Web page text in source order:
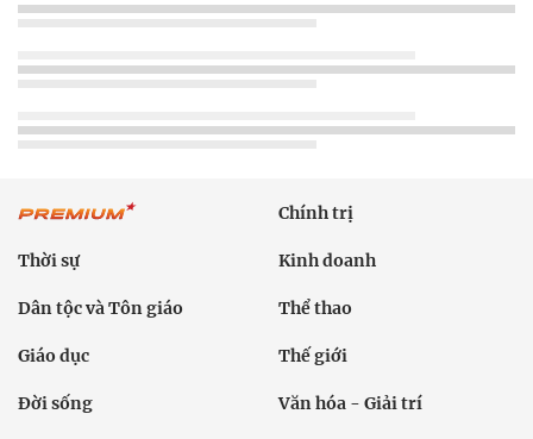
Chính trị
Thời sự Kinh doanh
Dân tộc và Tôn giáo Thể thao
Giáo dục Thế giới
Đời sống Văn hóa - Giải trí